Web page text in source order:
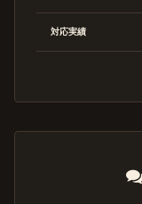
対応実績